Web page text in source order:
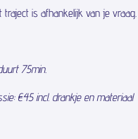
traject is afhankelijk van je vraag.
75min.
€45 incl. drankje en materiaal